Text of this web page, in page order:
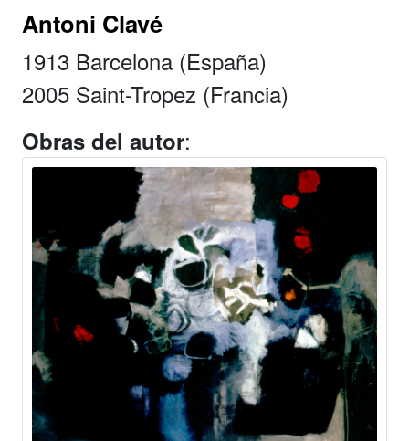
Antoni Clavé
1913 Barcelona (España)
2005 Saint-Tropez (Francia)
Obras del autor: